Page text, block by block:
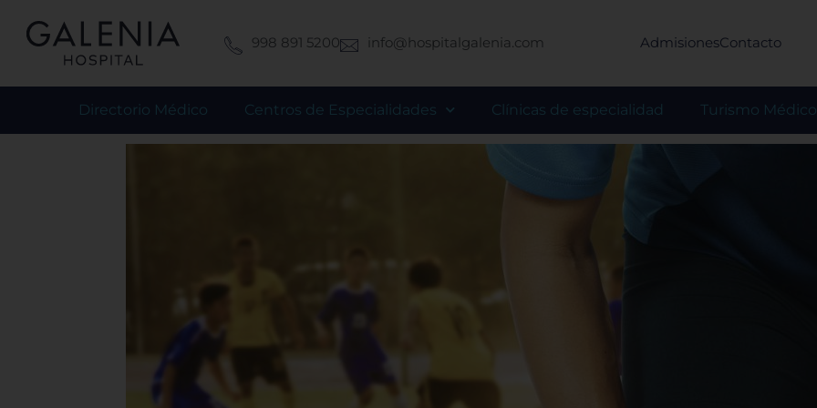
contenido
998 891 5200 info@hospitalgalenia.com AdmisionesContacto
Directorio Médico Centros de Especialidades Clínicas de especialidad Turismo Médico